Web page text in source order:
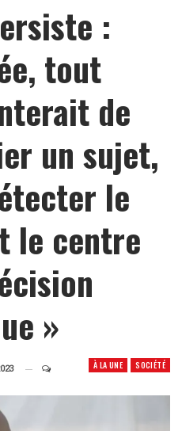
:
tout
de
un sujet,
le
le centre
»
À LA UNE SOCIÉTÉ